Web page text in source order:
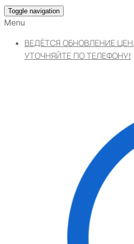
Toggle navigation
Menu
ВЕДЁТСЯ ОБНОВЛЕНИЕ
УТОЧНЯЙТЕ ПО ТЕЛЕФОНУ!